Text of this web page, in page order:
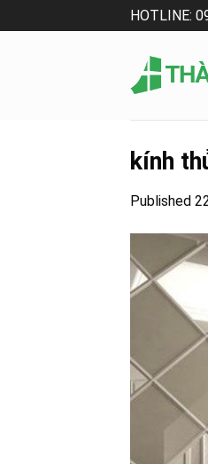
to
HOTLINE:
kính
Published